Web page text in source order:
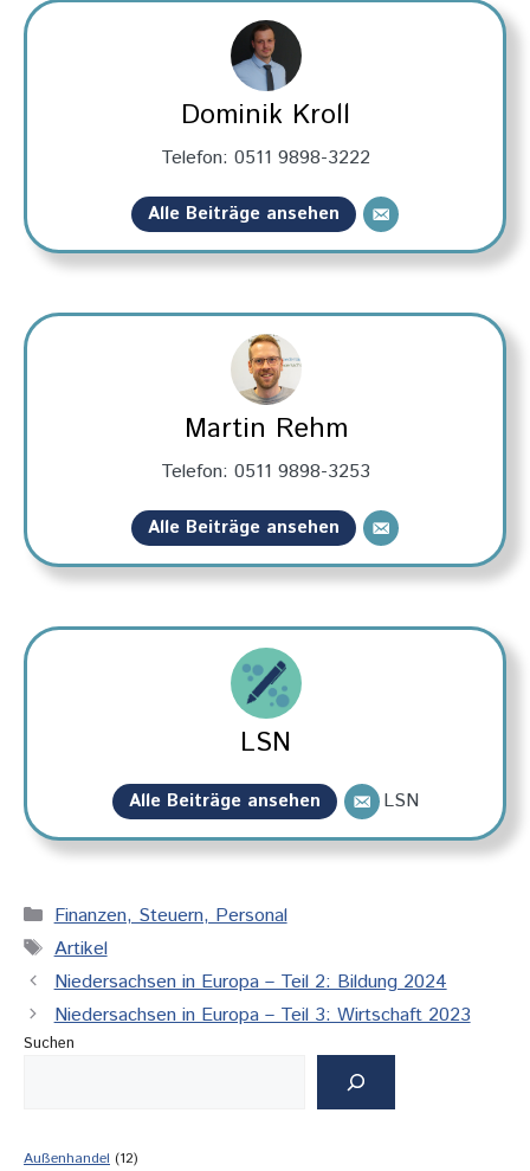
Dominik Kroll
Telefon: 0511 9898-3222
Alle Beiträge ansehen
Martin Rehm
Telefon: 0511 9898-3253
Alle Beiträge ansehen
LSN
Alle Beiträge ansehen LSN
Kategorien
Finanzen, Steuern, Personal
Schlagwörter
Artikel
Niedersachsen in Europa – Teil 2: Bildung 2024
Niedersachsen in Europa – Teil 3: Wirtschaft 2023
Suchen
Außenhandel (12)